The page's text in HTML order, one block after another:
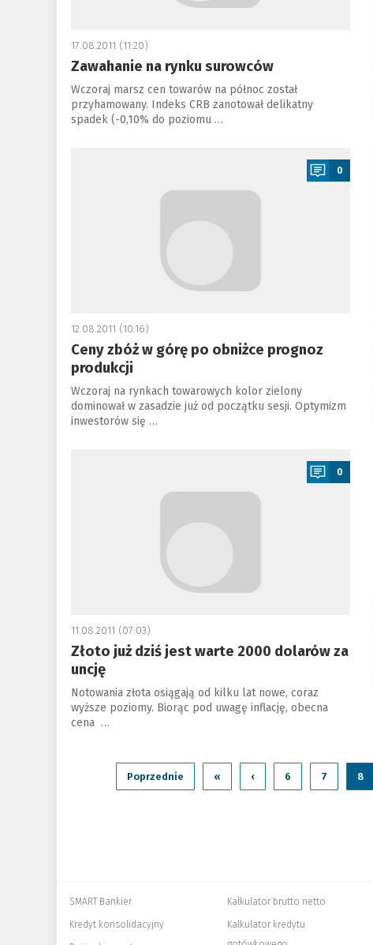
17.08.2011 (11:20)
Zawahanie na rynku surowców
Wczoraj marsz cen towarów na północ został
przyhamowany. Indeks CRB zanotował delikatny
spadek (-0,10% do poziomu …
0
12.08.2011 (10:16)
Ceny zbóż w górę po obniżce prognoz
produkcji
Wczoraj na rynkach towarowych kolor zielony
dominował w zasadzie już od początku sesji. Optymizm
inwestorów się …
0
11.08.2011 (07:03)
Złoto już dziś jest warte 2000 dolarów za
uncję
Notowania złota osiągają od kilku lat nowe, coraz
wyższe poziomy. Biorąc pod uwagę inflację, obecna
cena …
Poprzednie « ‹ 6 7 8
SMART Bankier
Kredyt konsolidacyjny
Kalkulator brutto netto
Kalkulator kredytu